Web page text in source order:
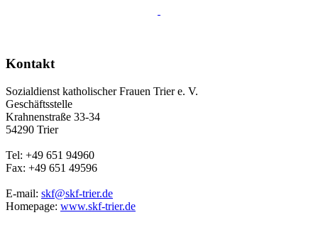
Kontakt
Sozialdienst katholischer Frauen Trier e. V.
Geschäftsstelle
Krahnenstraße 33-34
54290 Trier
Tel: +49 651 94960
Fax: +49 651 49596
E-mail: skf@skf-trier.de
Homepage: www.skf-trier.de